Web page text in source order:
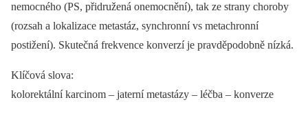
nemocného (PS, přidružená onemocnění), tak ze strany choroby
(rozsah a lokalizace metastáz, synchronní vs metachronní
postižení). Skutečná frekvence konverzí je pravděpodobně nízká.
Klíčová slova:
kolorektální karcinom –⁠ jaterní metastázy –⁠ léčba –⁠ konverze